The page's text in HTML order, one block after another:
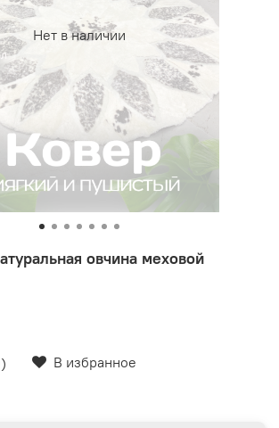
Нет в наличии
овчина меховой
В избранное